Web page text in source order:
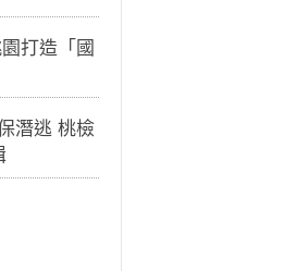
打造「國
潛逃 桃檢